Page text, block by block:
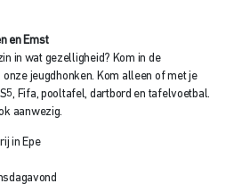
en Emst
in wat gezelligheid? Kom in de
jeugdhonken. Kom alleen of met je
Fifa, pooltafel, dartbord en tafelvoetbal.
aanwezig.
in Epe